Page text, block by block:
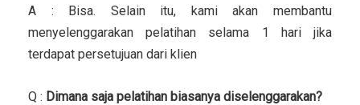
A : Bisa. Selain itu, kami akan membantu
menyelenggarakan pelatihan selama 1 hari jika
terdapat persetujuan dari klien
Q : Dimana saja pelatihan biasanya diselenggarakan?